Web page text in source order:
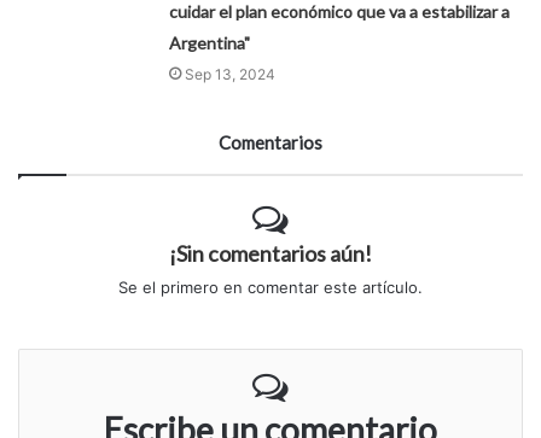
cuidar el plan económico que va a estabilizar a
Argentina"
Sep 13, 2024
Comentarios
¡Sin comentarios aún!
Se el primero en comentar este artículo.